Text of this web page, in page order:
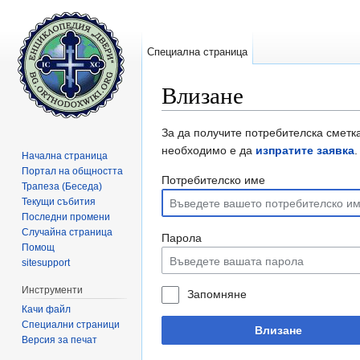
Влизане
За да получите потребителска
необходимо е да изпратите заявка.
Потребителско име
Парола
Запомняне
Влизане
Специална страница
Начална страница
Портал на общността
Трапеза (Беседа)
Текущи събития
Последни промени
Случайна страница
Помощ
sitesupport
Инструменти
Качи файл
Специални страници
Версия за печат